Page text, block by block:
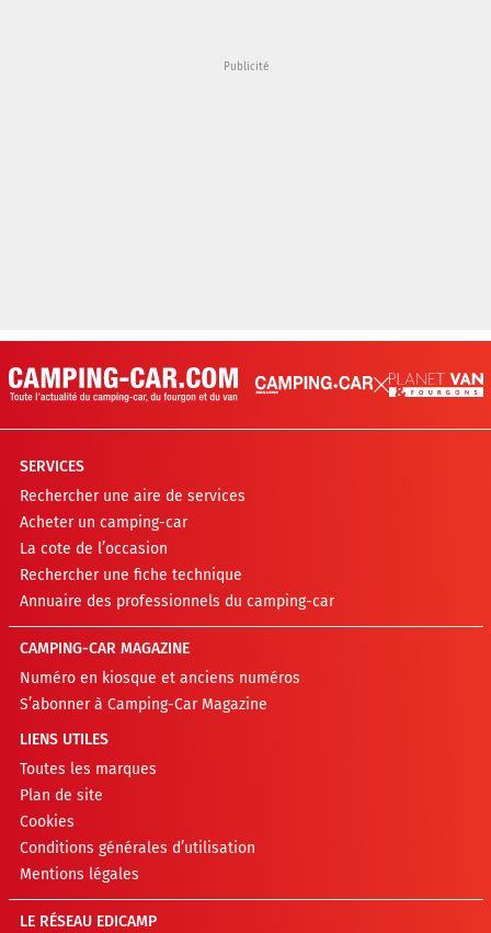
SERVICES
Rechercher une aire de services
Acheter un camping-car
La cote de l’occasion
Rechercher une fiche technique
Annuaire des professionnels du camping-car
CAMPING-CAR MAGAZINE
Numéro en kiosque et anciens numéros
S’abonner à Camping-Car Magazine
LIENS UTILES
Toutes les marques
Plan de site
Cookies
Conditions générales d’utilisation
Mentions légales
LE RÉSEAU EDICAMP